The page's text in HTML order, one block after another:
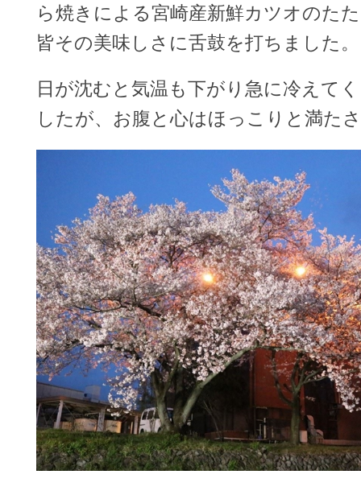
ら焼きによる宮崎産新鮮カツオのた
皆その美味しさに舌鼓を打ちました。
日が沈むと気温も下がり急に冷えて
したが、お腹と心はほっこりと満た